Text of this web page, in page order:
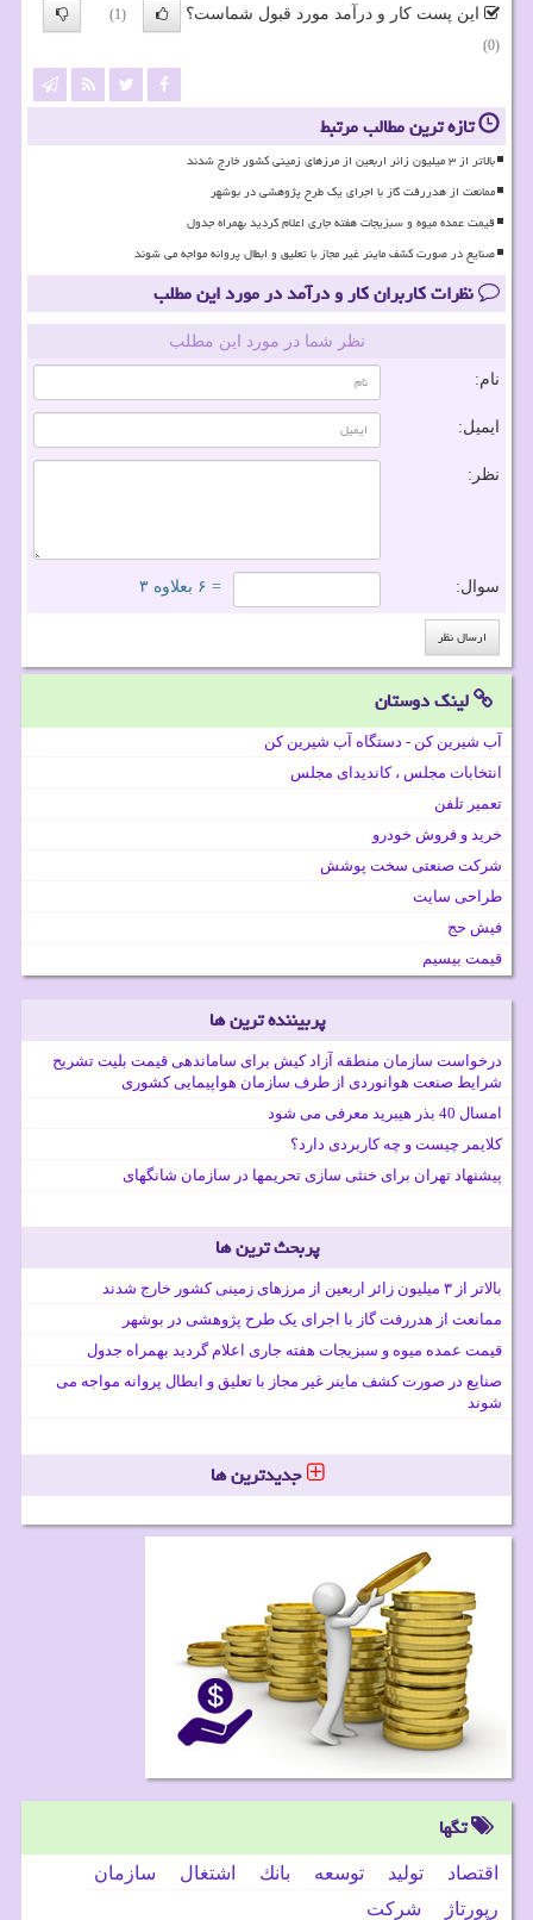
این پست کار و درآمد مورد قبول شماست؟
(1)
(0)
تازه ترین مطالب مرتبط
بالاتر از ۳ میلیون زائر اربعین از مرزهای زمینی کشور خارج شدند
ممانعت از هدررفت گاز با اجرای یک طرح پژوهشی در بوشهر
قیمت عمده میوه و سبزیجات هفته جاری اعلام گردید بهمراه جدول
صنایع در صورت کشف ماینر غیر مجاز با تعلیق و ابطال پروانه مواجه می شوند
نظرات کاربران کار و درآمد در مورد این مطلب
نظر شما در مورد این مطلب
نام:
ایمیل:
نظر:
سوال: = ۶ بعلاوه ۳
لینک دوستان
آب شیرین کن - دستگاه آب شیرین کن
انتخابات مجلس ، کاندیدای مجلس
تعمیر تلفن
خرید و فروش خودرو
شرکت صنعتی سخت پوشش
طراحی سایت
فیش حج
قیمت بیسیم
پربیننده ترین ها
درخواست سازمان منطقه آزاد کیش برای ساماندهی قیمت بلیت تشریح
شرایط صنعت هوانوردی از طرف سازمان هواپیمایی کشوری
امسال 40 بذر هیبرید معرفی می شود
کلایمر چیست و چه کاربردی دارد؟
پیشنهاد تهران برای خنثی سازی تحریمها در سازمان شانگهای
پربحث ترین ها
بالاتر از ۳ میلیون زائر اربعین از مرزهای زمینی کشور خارج شدند
ممانعت از هدررفت گاز با اجرای یک طرح پژوهشی در بوشهر
قیمت عمده میوه و سبزیجات هفته جاری اعلام گردید بهمراه جدول
صنایع در صورت کشف ماینر غیر مجاز با تعلیق و ابطال پروانه مواجه می
شوند
جدیدترین ها
تگها
اقتصاد تولید توسعه بانك اشتغال
سازمان
رپورتاژ
شركت